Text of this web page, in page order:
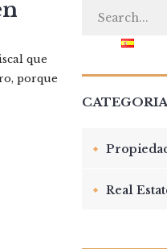
que
porque
Real